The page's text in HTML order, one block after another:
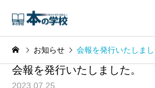
お知らせ 会報を発行いたしまし
会報を発行いたしました。
2023.07.25